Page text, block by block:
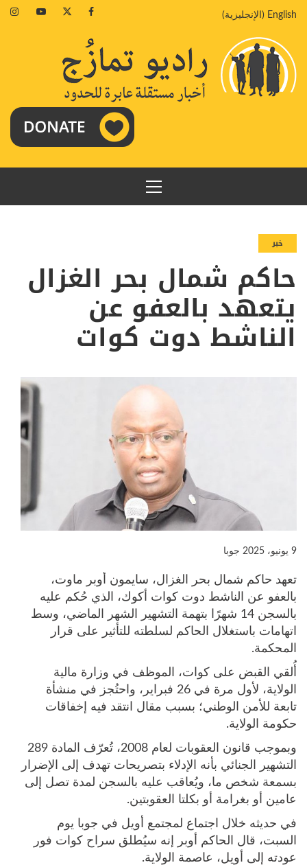
إلىEnglish
( الإنجليزية)
Facebook
Twitter
Youtube
القائمة
الرئيسية
خبر
حاكم شمال بحر الغزال
يتعهد بالعفو عن
الناشط دوت كوات
9 يونيو، 2025 جوبا
تعهد حاكم شمال بحر الغزال، سايمون أوبر ماوت،
بالعفو عن الناشط دوت كوات أكوك، الذي حُكم عليه
بالسجن 14 شهرًا بتهمة التشهير الشهر الماضي، وسط
اتهامات باستغلال الحاكم لسلطته للتأثير على قرار
المحكمة.
أُلقي القبض على كوات، الموظف في وزارة مالية
الولاية، لأول مرة في 26 فبراير، واحتُجز في منشأة
تابعة للأمن الوطني؛ بسبب مقال انتقد فيه إخفاقات
حكومة الولاية.
وبموجب قانون العقوبات لعام 2008، تُعرّف المادة 289
التشهير الجنائي بأنه الإدلاء بتصريحات تهدف إلى الإضرار
بسمعة شخص ما، ويُعاقب عليه بالسجن لمدة تصل إلى
عامين أو بغرامة أو بكلتا العقوبتين.
في حديثه خلال اجتماع لمجتمع أويل في جوبا يوم
السبت، قال الحاكم أوبر إنه سيُطلق سراح كوات فور
عودته إلى أويل، عاصمة الولاية.